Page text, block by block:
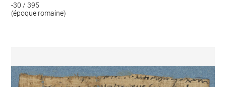
-30 / 395
(époque romaine)